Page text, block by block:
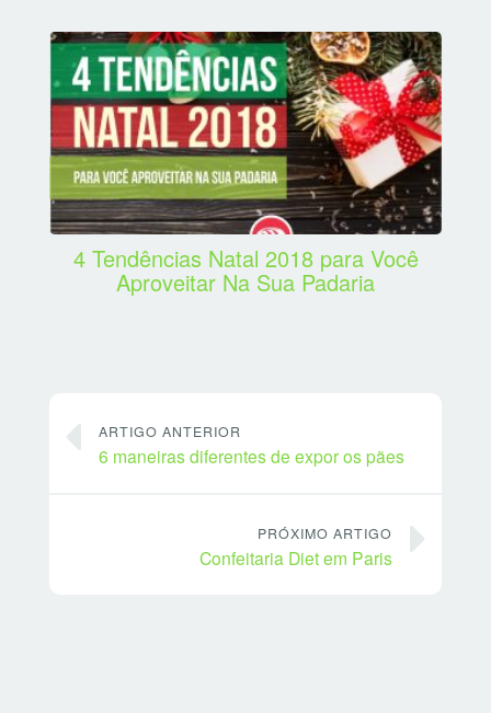
4 Tendências Natal 2018 para Você
Aproveitar Na Sua Padaria
ARTIGO ANTERIOR
6 maneiras diferentes de expor os pães
PRÓXIMO ARTIGO
Confeitaria Diet em Paris